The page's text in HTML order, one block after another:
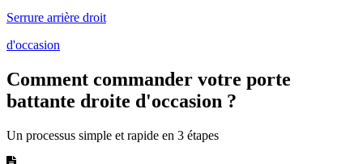
Serrure arrière droit
d'occasion
Comment commander votre porte
battante droite d'occasion ?
Un processus simple et rapide en 3 étapes